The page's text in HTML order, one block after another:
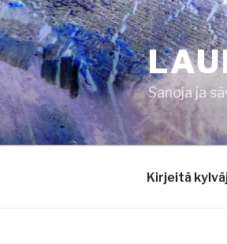
Siirry
sisältöön
Sanoja ja
Kirjeitä